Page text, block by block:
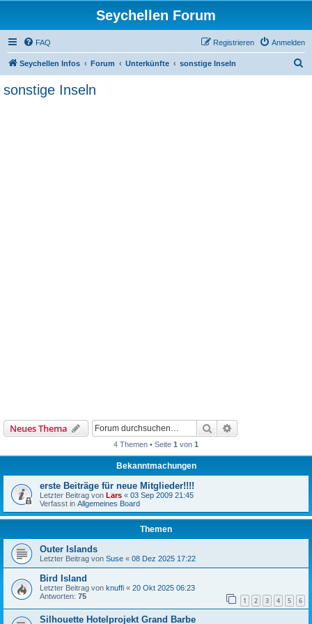
Seychellen Forum
FAQ Anmelden
Registrieren
Seychellen Infos Forum Unterkünfte sonstige Inseln
sonstige Inseln
Neues Thema Suche
4 Themen • Seite 1 von 1
Bekanntmachungen
erste Beiträge für neue Mitglieder!!!!
Letzter Beitrag von Lars « 03 Sep 2009 21:45
Verfasst in Allgemeines Board
Themen
Outer Islands
Letzter Beitrag von Suse « 08 Dez 2025 17:22
Bird Island
Letzter Beitrag von knuffi « 20 Okt 2025 06:23
Antworten: 75 1 2 3 4 5 6
Silhouette Hotelprojekt Grand Barbe